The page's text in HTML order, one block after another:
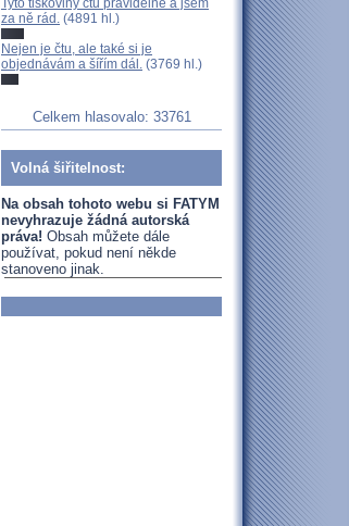
Tyto tiskoviny čtu pravidelně a jsem
za ně rád. (4891 hl.)
Nejen je čtu, ale také si je
objednávám a šířím dál. (3769 hl.)
Celkem hlasovalo: 33761
Volná šiřitelnost:
Na obsah tohoto webu si FATYM
nevyhrazuje žádná autorská
práva! Obsah můžete dále
používat, pokud není někde
stanoveno jinak.